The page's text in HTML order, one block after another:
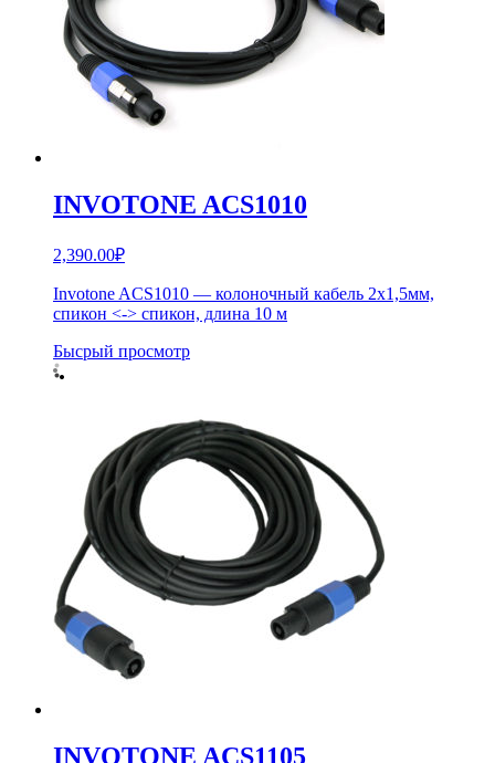
INVOTONE ACS1010
2,390.00₽
Invotone ACS1010 — колоночный кабель 2х1,5мм,
спикон <-> спикон, длина 10 м
Бысрый просмотр
INVOTONE ACS1105